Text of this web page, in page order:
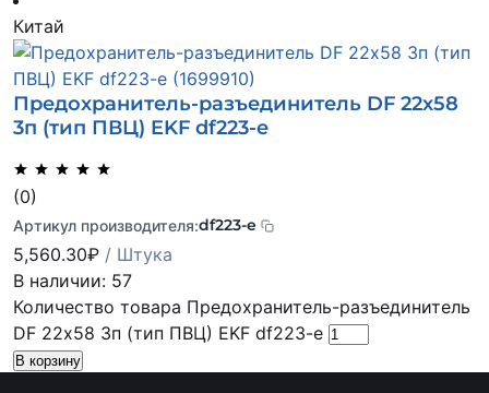
Китай
Предохранитель-разъединитель DF 22х58
3п (тип ПВЦ) EKF df223-e
(0)
Артикул производителя:df223-e
5,560.30₽ / Штука
В наличии: 57
Количество товара Предохранитель-разъединитель
DF 22х58 3п (тип ПВЦ) EKF df223-e
В корзину